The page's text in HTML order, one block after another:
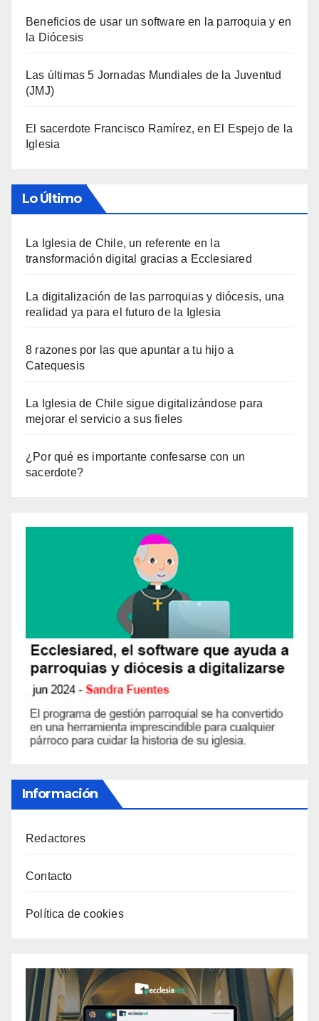
Beneficios de usar un software en la parroquia y en
la Diócesis
Las últimas 5 Jornadas Mundiales de la Juventud
(JMJ)
El sacerdote Francisco Ramírez, en El Espejo de la
Iglesia
Lo Último
La Iglesia de Chile, un referente en la
transformación digital gracias a Ecclesiared
La digitalización de las parroquias y diócesis, una
realidad ya para el futuro de la Iglesia
8 razones por las que apuntar a tu hijo a
Catequesis
La Iglesia de Chile sigue digitalizándose para
mejorar el servicio a sus fieles
¿Por qué es importante confesarse con un
sacerdote?
Información
Redactores
Contacto
Política de cookies